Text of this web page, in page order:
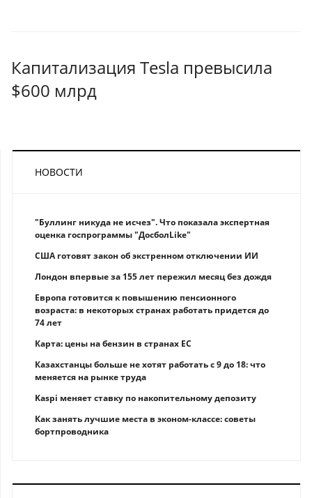
Капитализация Tesla превысила
$600 млрд
НОВОСТИ
"Буллинг никуда не исчез". Что показала экспертная
оценка госпрограммы "ДосболLike"
США готовят закон об экстренном отключении ИИ
Лондон впервые за 155 лет пережил месяц без дождя
Европа готовится к повышению пенсионного
возраста: в некоторых странах работать придется до
74 лет
Карта: цены на бензин в странах ЕС
Казахстанцы больше не хотят работать с 9 до 18: что
меняется на рынке труда
Kaspi меняет ставку по накопительному депозиту
Как занять лучшие места в эконом-классе: советы
бортпроводника